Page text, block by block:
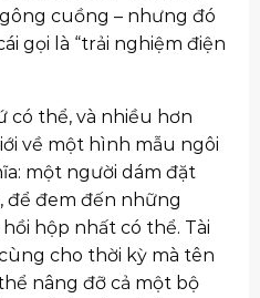
cuồng – nhưng đó
gọi là “trải nghiệm điện
có thể, và nhiều hơn
về một hình mẫu ngôi
một người dám đặt
để đem đến những
hộp nhất có thể. Tài
cho thời kỳ mà tên
nâng đỡ cả một bộ